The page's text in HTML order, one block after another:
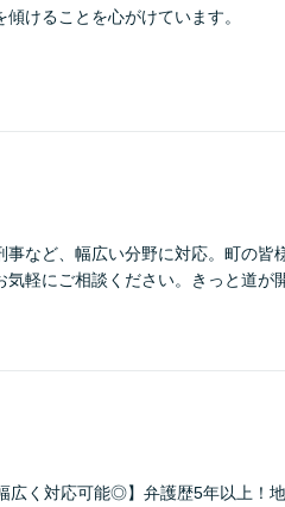
けることを心がけています。
事など、幅広い分野に対応。町の皆
軽にご相談ください。きっと道が
広く対応可能◎】弁護歴5年以上！